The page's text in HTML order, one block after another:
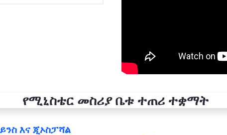
የሚኒስቴር መስሪያ ቤቱ ተጠሪ ተቋማት
እና ጂኦስፓሻል